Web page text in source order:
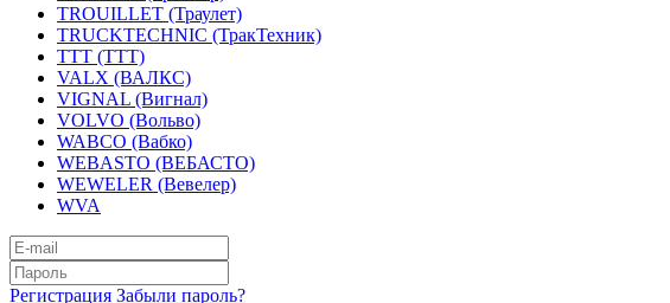
TROUILLET (Траулет)
TRUCKTECHNIC (ТракТехник)
TTT (ТТТ)
VALX (ВАЛКС)
VIGNAL (Вигнал)
VOLVO (Вольво)
WABCO (Вабко)
WEBASTO (ВЕБАСТО)
WEWELER (Вевелер)
WVA
Регистрация Забыли пароль?